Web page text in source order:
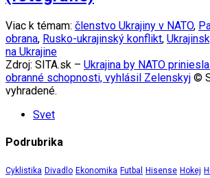
Viac k témam: členstvo Ukrajiny v NATO,
obrana, Rusko-ukrajinský konflikt,
na Ukrajine
Zdroj: SITA.sk – Ukrajina by NATO
obranné schopnosti, vyhlásil Zelenskyj ©
vyhradené.
Svet
Podrubrika
Cyklistika Divadlo Ekonomika Futbal Hisense Hokej